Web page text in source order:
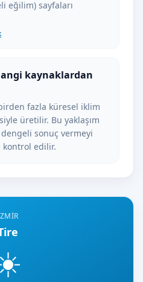
eğilim) sayfaları
kaynaklardan
fazla küresel iklim
üretilir. Bu yaklaşım
sonuç vermeyi
edilir.